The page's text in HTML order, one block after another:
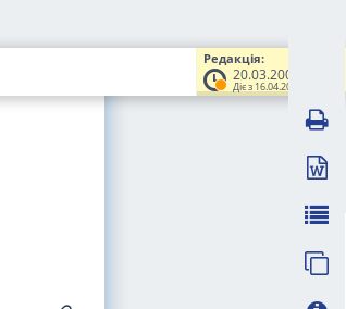
Редакція:
20.03.2006
Діє з 16.04.2006